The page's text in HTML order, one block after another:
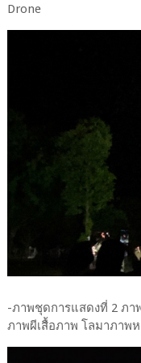
Drone
-ภาพชุดการแสดงที่ 2 ภ
ภาพผีเสื้อภาพ โลมาภาพห